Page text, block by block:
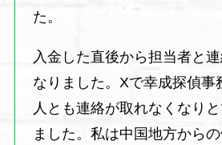
た。
入金した直後から担当者と
なりました。Xで幸成探偵事
人とも連絡が取れなくなり
ました。私は中国地方から